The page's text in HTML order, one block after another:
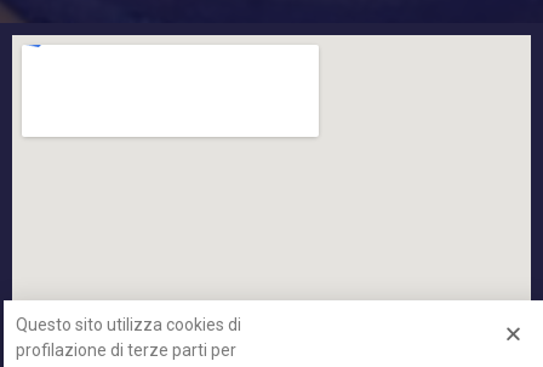
Questo sito utilizza cookies di
profilazione di terze parti per